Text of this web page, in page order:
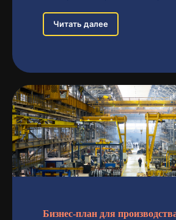
Читать далее
Бизнес-план для